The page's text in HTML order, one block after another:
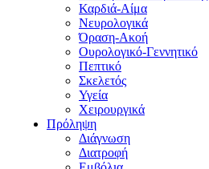
Καρδιά-Αίμα
Νευρολογικά
Όραση-Ακοή
Ουρολογικό-Γεννητικό
Πεπτικό
Σκελετός
Υγεία
Χειρουργικά
Πρόληψη
Διάγνωση
Διατροφή